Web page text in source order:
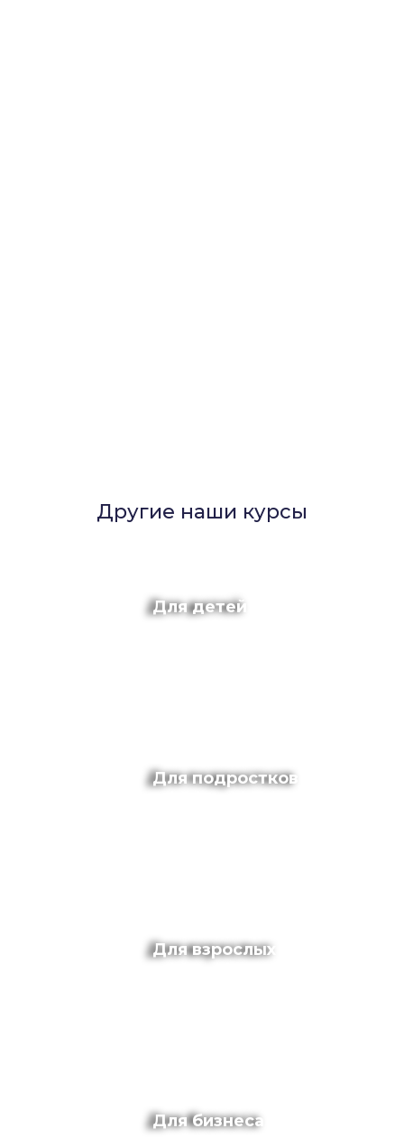
Другие наши курсы
Для детей
Для подростков
Для взрослых
Для бизнеса